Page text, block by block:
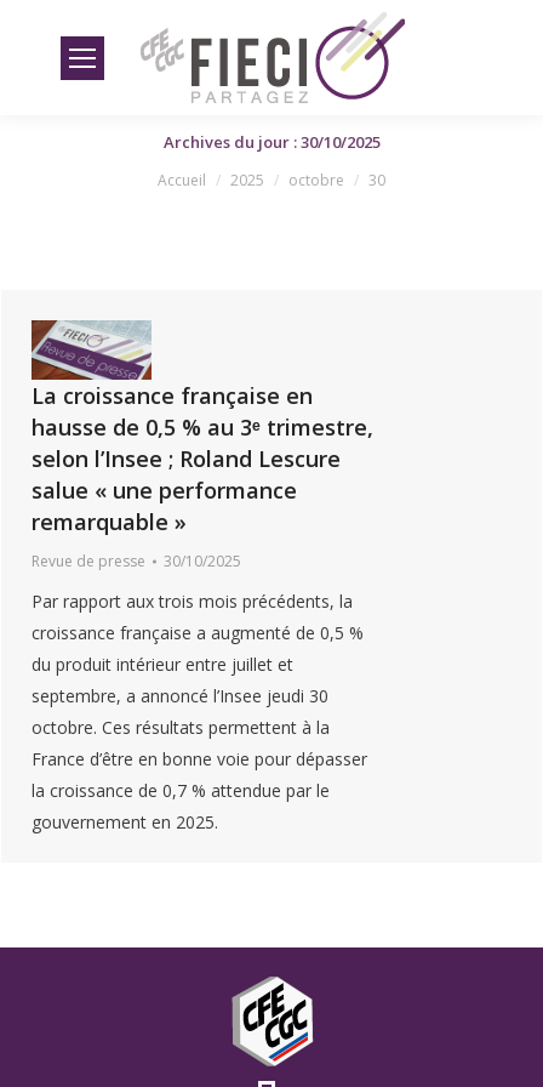
Archives du jour : 30/10/2025
Vous êtes ici
Accueil 2025 octobre 30
La croissance française en
hausse de 0,5 % au 3ᵉ trimestre,
selon l’Insee ; Roland Lescure
salue « une performance
remarquable »
Revue de presse 30/10/2025
Par rapport aux trois mois précédents, la
croissance française a augmenté de 0,5 %
du produit intérieur entre juillet et
septembre, a annoncé l’Insee jeudi 30
octobre. Ces résultats permettent à la
France d’être en bonne voie pour dépasser
la croissance de 0,7 % attendue par le
gouvernement en 2025.